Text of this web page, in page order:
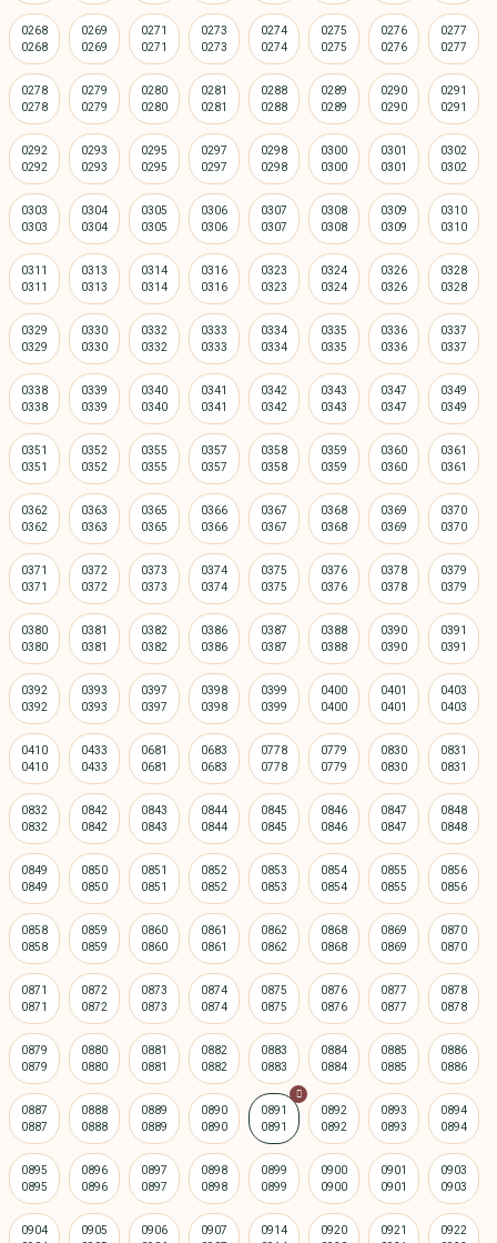
0268 0269 0271 0273 0274 0275 0276 0277
0278 0279 0280 0281 0288 0289 0290 0291
0292 0293 0295 0297 0298 0300 0301 0302
0303 0304 0305 0306 0307 0308 0309 0310
0311 0313 0314 0316 0323 0324 0326 0328
0329 0330 0332 0333 0334 0335 0336 0337
0338 0339 0340 0341 0342 0343 0347 0349
0351 0352 0355 0357 0358 0359 0360 0361
0362 0363 0365 0366 0367 0368 0369 0370
0371 0372 0373 0374 0375 0376 0378 0379
0380 0381 0382 0386 0387 0388 0390 0391
0392 0393 0397 0398 0399 0400 0401 0403
0410 0433 0681 0683 0778 0779 0830 0831
0832 0842 0843 0844 0845 0846 0847 0848
0849 0850 0851 0852 0853 0854 0855 0856
0858 0859 0860 0861 0862 0868 0869 0870
0871 0872 0873 0874 0875 0876 0877 0878
0879 0880 0881 0882 0883 0884 0885 0886
0887 0888 0889 0890 0891 0892 0893 0894
0895 0896 0897 0898 0899 0900 0901 0903
0904 0905 0906 0907 0914 0920 0921 0922